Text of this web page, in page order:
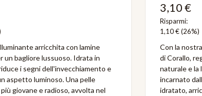
arricchita con lamine
un bagliore lussuoso. Idrata in
i segni dell'invecchiamento e
aspetto luminoso. Una pelle
giovane e radioso, avvolta nel
3,10 €
Risparmi:
1,10 €(26%)
Con la
di Corallo,
naturale e la
incarnato
idratato,